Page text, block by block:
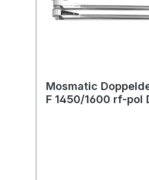
Mosmatic
F 1450/1600 rf-pol